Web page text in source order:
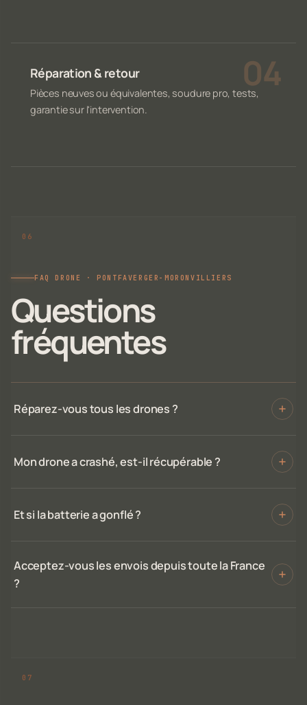
Réparation & retour
Pièces neuves ou équivalentes, soudure pro, tests,
garantie sur l'intervention.
FAQ DRONE · PONTFAVERGER-MORONVILLIERS
Questions
fréquentes
Réparez-vous tous les drones ?
Mon drone a crashé, est-il récupérable ?
Et si la batterie a gonflé ?
Acceptez-vous les envois depuis toute la France
?